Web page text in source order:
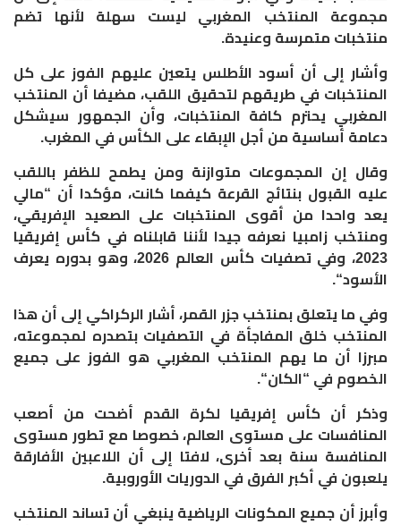
مجموعة المنتخب المغربي ليست سهلة لأنها تضم
منتخبات متمرسة وعنيدة.
وأشار إلى أن أسود الأطلس يتعين عليهم الفوز على كل
المنتخبات في طريقهم لتحقيق اللقب، مضيفا أن المنتخب
المغربي يحترم كافة المنتخبات، وأن الجمهور سيشكل
دعامة أساسية من أجل الإبقاء على الكأس في المغرب.
وقال إن المجموعات متوازنة ومن يطمح للظفر باللقب
عليه القبول بنتائج القرعة كيفما كانت، مؤكدا أن “مالي
يعد واحدا من أقوى المنتخبات على الصعيد الإفريقي،
ومنتخب زامبيا نعرفه جيدا لأننا قابلناه في كأس إفريقيا
2023، وفي تصفيات كأس العالم 2026، وهو بدوره يعرف
الأسود“.
وفي ما يتعلق بمنتخب جزر القمر، أشار الركراكي إلى أن هذا
المنتخب خلق المفاجأة في التصفيات بتصدره لمجموعته،
مبرزا أن ما يهم المنتخب المغربي هو الفوز على جميع
الخصوم في “الكان“.
وذكر أن كأس إفريقيا لكرة القدم أضحت من أصعب
المنافسات على مستوى العالم، خصوصا مع تطور مستوى
المنافسة سنة بعد أخرى، لافتا إلى أن اللاعبين الأفارقة
يلعبون في أكبر الفرق في الدوريات الأوروبية.
وأبرز أن جميع المكونات الرياضية ينبغي أن تساند المنتخب